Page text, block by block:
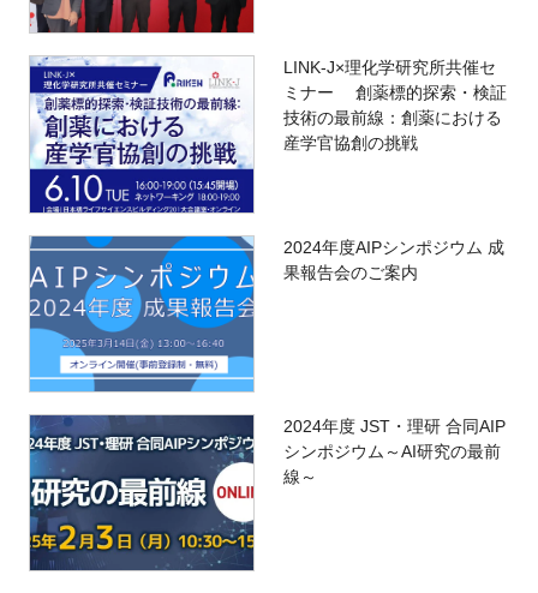
LINK-J×理化学研究所共催セ
ミナー 創薬標的探索・検証
技術の最前線：創薬における
産学官協創の挑戦
2024年度AIPシンポジウム 成
果報告会のご案内
2024年度 JST・理研 合同AIP
シンポジウム～AI研究の最前
線～